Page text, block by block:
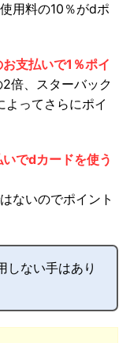
用料の10％がdポ
支払いで1％ポイ
倍、スターバック
ってさらにポイ
でdカードを使う
ないのでポイント
しない手はあり